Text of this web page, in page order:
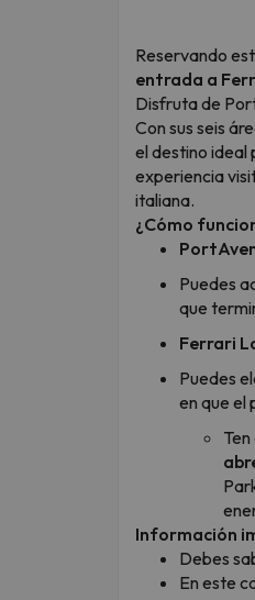
Reservando
entrada a
Disfruta de
Con sus seis
el destino ideal
experiencia
italiana.
¿Cómo
Puedes
que
Ferrari
Puedes
en que el
Información
Debes
En este